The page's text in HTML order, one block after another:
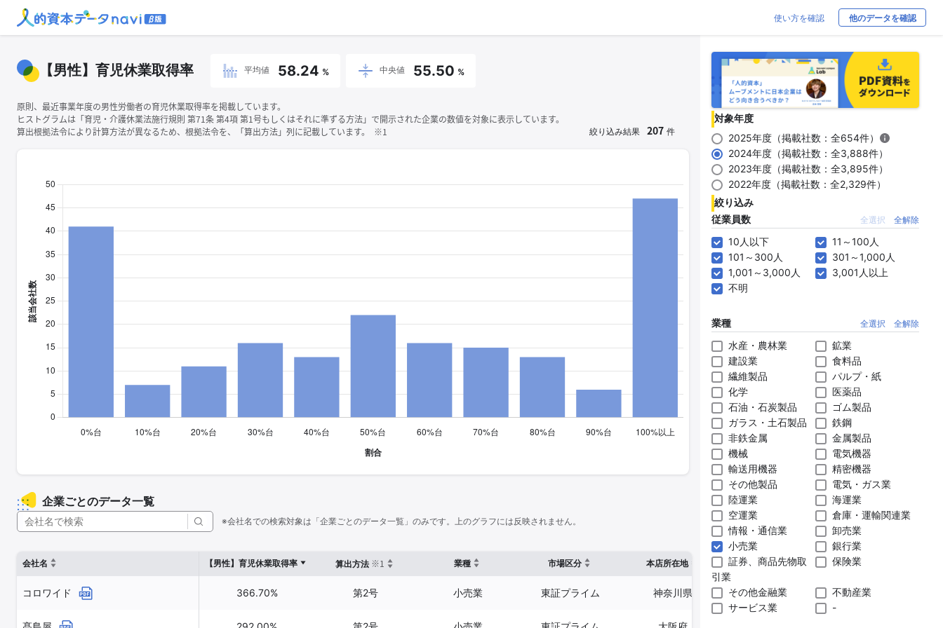
使い方を確認 他のデータを確認
【男性】育児休業取得率 平均値 58.24 % 中央値 55.50 %
原則、最近事業年度の男性労働者の育児休業取得率を掲載しています。
ヒストグラムは「育児・介護休業法施行規則 第71条 第4項 第1号もしくはそれに準ずる方法」で開示された企業の数値を対象に表示しています。
算出根拠法令により計算方法が異なるため、根拠法令を、「算出方法」列に記載しています。 ※1
絞り込み結果 207 件
企業ごとのデータ一覧
※会社名での検索対象は「企業ごとのデータ一覧」のみです。上のグラフには反映されません。
会社名 【男性】育児休業取得率 算出方法 ※1 業種 市場区分 本店所在地 従業員数※1 臨時従業員数
コロワイド 366.70% 第2号 小売業 東証プライム 神奈川県 143人 6人
対象年度
2025年度（掲載社数：全654件）
2024年度（掲載社数：全3,888件）
2023年度（掲載社数：全3,895件）
2022年度（掲載社数：全2,329件）
絞り込み
従業員数
全選択 全解除
10人以下
11～100人
101～300人
301～1,000人
1,001～3,000人
3,001人以上
不明
業種 全選択 全解除
水産・農林業
鉱業
建設業
食料品
繊維製品
パルプ・紙
化学
医薬品
石油・石炭製品
ゴム製品
ガラス・土石製品
鉄鋼
非鉄金属
金属製品
機械
電気機器
輸送用機器
精密機器
その他製品
電気・ガス業
陸運業
海運業
空運業
倉庫・運輸関連業
情報・通信業
卸売業
小売業
銀行業
証券、商品先物取
引業
保険業
その他金融業
不動産業
サービス業
-